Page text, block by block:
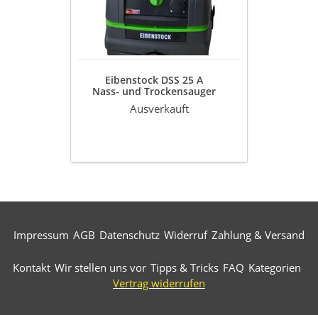
Trockensauger
Zubehör
Eibenstock DSS 25 A
Nass- und Trockensauger
Inkl. Zubehör
Ausverkauft
Impressum AGB Datenschutz Widerruf Zahlung & Versand
Kontakt Wir stellen uns vor Tipps & Tricks FAQ Kategorien
Vertrag widerrufen